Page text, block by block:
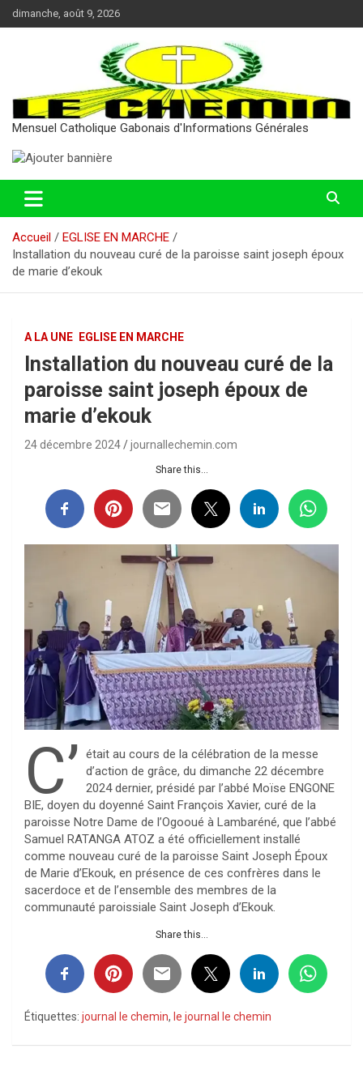
Aller
au
dimanche, août 9, 2026
Mensuel Catholique Gabonais d'Informations Générales
Accueil
EGLISE EN MARCHE
Installation du nouveau curé de la paroisse saint joseph époux
de marie d’ekouk
A LA UNE EGLISE EN MARCHE
Installation du nouveau curé de la
paroisse saint joseph époux de
marie d’ekouk
24 décembre 2024 journallechemin.com
Share this...
C’ était au cours de la célébration de la messe
d’action de grâce, du dimanche 22 décembre
2024 dernier, présidé par l’abbé Moïse ENGONE
BIE, doyen du doyenné Saint François Xavier, curé de la
paroisse Notre Dame de l’Ogooué à Lambaréné, que l’abbé
Samuel RATANGA ATOZ a été officiellement installé
comme nouveau curé de la paroisse Saint Joseph Époux
de Marie d’Ekouk, en présence de ces confrères dans le
sacerdoce et de l’ensemble des membres de la
communauté paroissiale Saint Joseph d’Ekouk.
Share this...
Étiquettes: journal le chemin, le journal le chemin